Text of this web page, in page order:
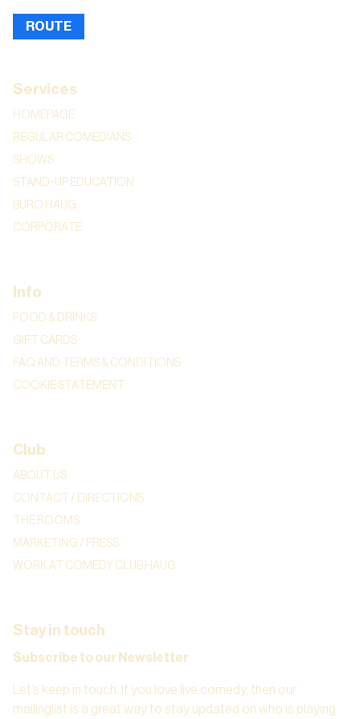
ROUTE
Services
HOMEPAGE
REGULAR COMEDIANS
SHOWS
STAND-UP EDUCATION
BURO HAUG
CORPORATE
Info
FOOD & DRINKS
GIFT CARDS
FAQ AND TERMS & CONDITIONS
COOKIE STATEMENT
Club
ABOUT US
CONTACT / DIRECTIONS
THE ROOMS
MARKETING / PRESS
WORK AT COMEDY CLUB HAUG
Stay in touch
Subscribe to our Newsletter
Let’s keep in touch. If you love live comedy, then our
mailinglist is a great way to stay updated on who is playing